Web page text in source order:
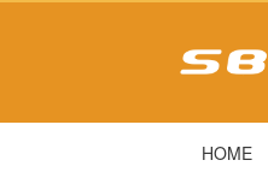
HOME